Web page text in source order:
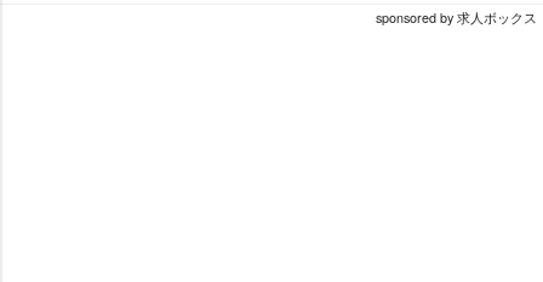
sponsored by 求人ボックス